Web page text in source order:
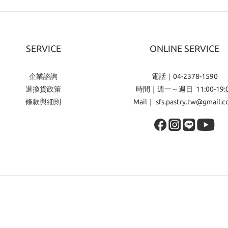
SERVICE
企業諮詢
退換貨政策
條款與細則
ONLINE SERVICE
電話｜04-2378-1590
時間｜週一～週日 11:00-
Mail｜